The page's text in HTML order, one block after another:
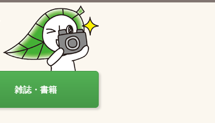
雑誌・書籍